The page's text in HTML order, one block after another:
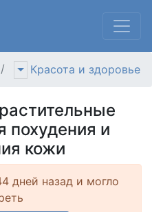
Красота и здоровье
похудения и
кожи
дней назад и могло